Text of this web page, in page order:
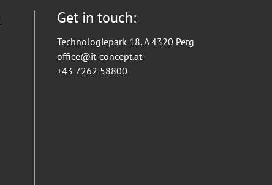
Get in touch:
Technologiepark 18, A 4320 Perg
office@it-concept.at
+43 7262 58800